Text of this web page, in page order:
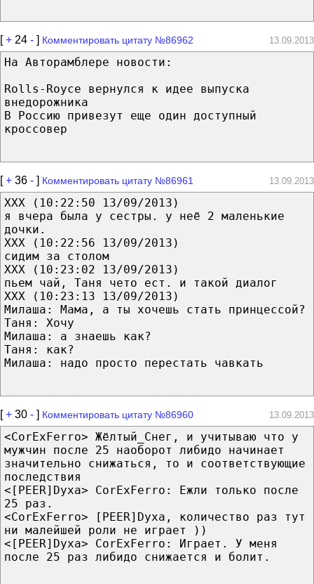
[+ 24 - ] Комментировать цитату №86962 13.09.2013
На Авторамблере новости:
Rolls-Royce вернулся к идее выпуска
внедорожника
В Россию привезут еще один доступный
кроссовер
[+ 36 - ] Комментировать цитату №86961 13.09.2013
XXX (10:22:50 13/09/2013)
я вчера была у сестры. у неё 2 маленькие
дочки.
XXX (10:22:56 13/09/2013)
сидим за столом
XXX (10:23:02 13/09/2013)
пьем чай, Таня чето ест. и такой диалог
XXX (10:23:13 13/09/2013)
Милаша: Мама, а ты хочешь стать принцессой?
Таня: Хочу
Милаша: а знаешь как?
Таня: как?
Милаша: надо просто перестать чавкать
[+ 30 - ] Комментировать цитату №86960 13.09.2013
<CorExFerro> Жёлтый_Снег, и учитываю что у
мужчин после 25 наоборот либидо начинает
значительно снижаться, то и соответствующие
последствия
<[PEER]Dyxa> CorExFerro: Ежли только после
25 раз.
<CorExFerro> [PEER]Dyxa, количество раз тут
ни малейшей роли не играет ))
<[PEER]Dyxa> CorExFerro: Играет. У меня
после 25 раз либидо снижается и болит.